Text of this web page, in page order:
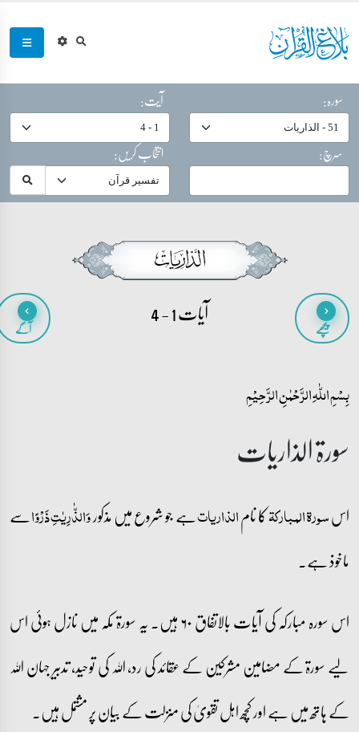
سورہ:
آیت:
سرچ:
انتخاب کریں:
پیچھے آیات 1 - 4 آگے
بِسۡمِ اللّٰہِ الرَّحۡمٰنِ الرَّحِیۡمِ
سورۃ الذاریات
اسسورۃ المبارکۃکا نامالذاریاتہے جو شروع میں مذکوروَالذّٰرِیٰتِ ذَرۡوًاسے
ماخوذ ہے۔
اس سورہ مبارکہ کی آیات بالاتفاق ۶۰ ہیں۔ یہ سورۃ مکہ میں نازل ہوئی اس
لیے سورۃ کے مضامین مشرکین کے عقائد کی رد، اللہ کی توحید، تدبیر جہان اللہ
کے ہاتھ میں ہے اور کچھ اہل تقویٰ کی منزلت کے بیان پر مشتمل ہیں۔